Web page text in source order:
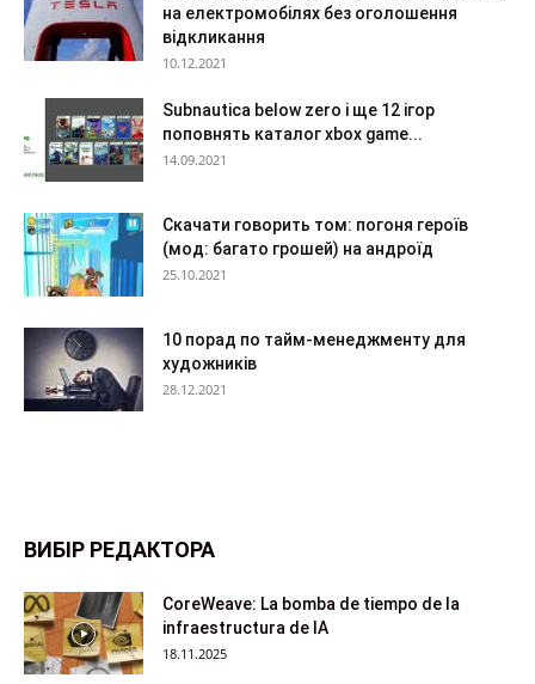
на електромобілях без оголошення
відкликання
10.12.2021
Subnautica below zero і ще 12 ігор
поповнять каталог xbox game...
14.09.2021
Скачати говорить том: погоня героїв
(мод: багато грошей) на андроїд
25.10.2021
10 порад по тайм-менеджменту для
художників
28.12.2021
ВИБІР РЕДАКТОРА
CoreWeave: La bomba de tiempo de la
infraestructura de IA
18.11.2025